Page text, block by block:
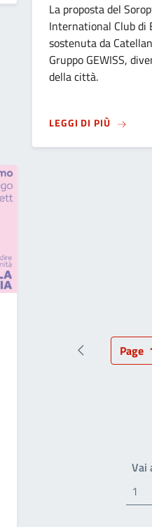
La proposta del
International Club di
sostenuta da
Gruppo GEWISS,
della città.
LEGGI DI PIÙSUIL
Pagina Page
Vai